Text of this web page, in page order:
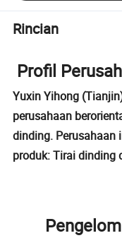
Rincian
Profil
Yuxin Yihong
perusahaan
dinding. Perusahaan
produk: Tirai dinding